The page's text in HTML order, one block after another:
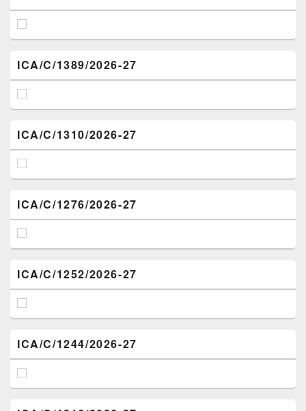
ICA/C/1389/2026-27
ICA/C/1310/2026-27
ICA/C/1276/2026-27
ICA/C/1252/2026-27
ICA/C/1244/2026-27